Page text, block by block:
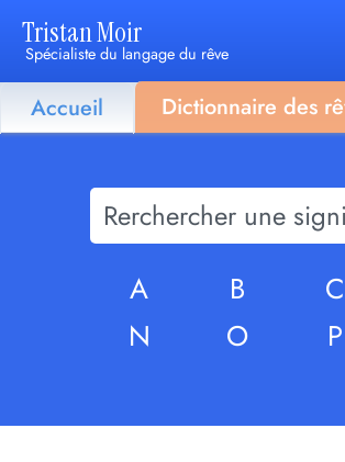
Tristan Moir
Spécialiste du langage du rêve
Accueil Dictionnaire des
A B C
N
O P